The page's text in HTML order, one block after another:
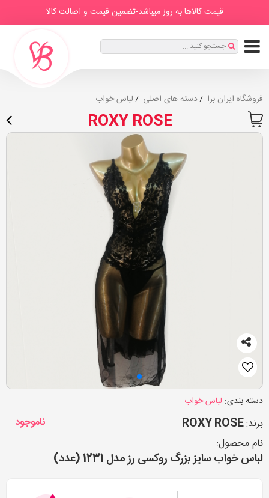
IranBra
اصلی ها ما
ثبت
|
قیمت کالاها به روز میباشد-تضمین قیمت و اصالت کالا
جستجو کنید ...
فروشگاه ایران برا دسته های اصلی لباس خواب
ROXY ROSE
دسته بندی: لباس خواب
برند:ROXY ROSE
ناموجود
نام محصول:
لباس خواب سایز بزرگ روکسی رز مدل 1231 (عدد)